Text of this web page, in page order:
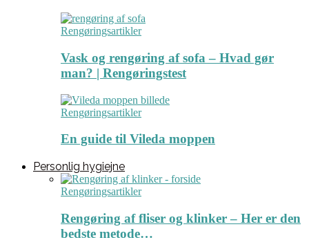
Rengøringsartikler
Vask og rengøring af sofa – Hvad gør
man? | Rengøringstest
Rengøringsartikler
En guide til Vileda moppen
Personlig hygiejne
Rengøringsartikler
Rengøring af fliser og klinker – Her er den
bedste metode…